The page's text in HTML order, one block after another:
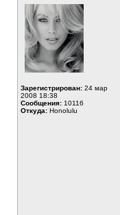
Зарегистрирован: 24 мар
2008 18:38
Сообщения: 10116
Откуда: Honolulu